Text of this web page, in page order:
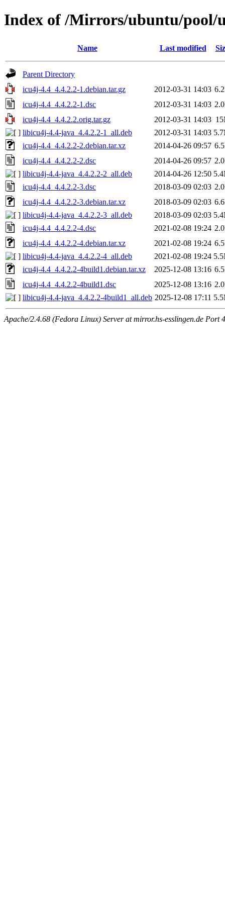
Index of /Mirrors/ubuntu/pool/
Name Last modified
Parent Directory
icu4j-4.4_4.4.2.2-1.debian.tar.gz
2012-03-31 14:03
icu4j-4.4_4.4.2.2-1.dsc
2012-03-31 14:03
icu4j-4.4_4.4.2.2.orig.tar.gz
2012-03-31 14:03
libicu4j-4.4-java_4.4.2.2-1_all.deb
2012-03-31 14:03
icu4j-4.4_4.4.2.2-2.debian.tar.xz
2014-04-26 09:57
icu4j-4.4_4.4.2.2-2.dsc
2014-04-26 09:57
libicu4j-4.4-java_4.4.2.2-2_all.deb
2014-04-26 12:50
icu4j-4.4_4.4.2.2-3.dsc
2018-03-09 02:03
icu4j-4.4_4.4.2.2-3.debian.tar.xz
2018-03-09 02:03
libicu4j-4.4-java_4.4.2.2-3_all.deb
2018-03-09 02:03
icu4j-4.4_4.4.2.2-4.dsc
2021-02-08 19:24
icu4j-4.4_4.4.2.2-4.debian.tar.xz
2021-02-08 19:24
libicu4j-4.4-java_4.4.2.2-4_all.deb
2021-02-08 19:24
icu4j-4.4_4.4.2.2-4build1.debian.tar.xz
2025-12-08 13:16
icu4j-4.4_4.4.2.2-4build1.dsc
2025-12-08 13:16
libicu4j-4.4-java_4.4.2.2-4build1_all.deb 2025-12-08 17:11
Apache/2.4.68 (Fedora Linux) Server at mirror.hs-esslingen.de Port